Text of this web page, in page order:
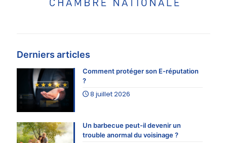
Derniers articles
Comment protéger son E-réputation
?
8 juillet 2026
Un barbecue peut-il devenir un
trouble anormal du voisinage ?